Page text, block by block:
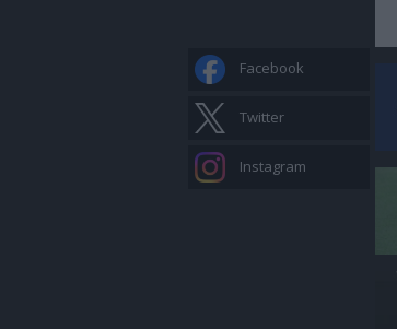
Facebook
Twitter
Instagram